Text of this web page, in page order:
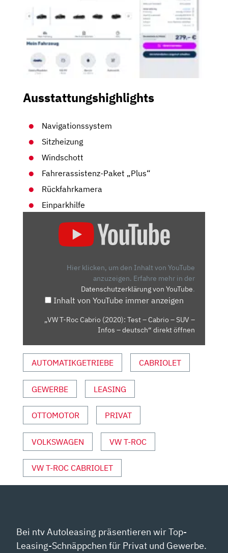
Ausstattungshighlights
Navigationssystem
Sitzheizung
Windschott
Fahrerassistenz-Paket „Plus“
Rückfahrkamera
Einparkhilfe
CABRIO
INFOS
VON
YOUTUBE
ANZEIGEN
Hier klicken, um den Inhalt von YouTube
anzuzeigen. Erfahre mehr in der
Datenschutzerklärung von YouTube.
Inhalt von YouTube immer anzeigen
„VW T-Roc Cabrio (2020): Test – Cabrio – SUV –
Infos – deutsch“ direkt öffnen
AUTOMATIKGETRIEBE CABRIOLET
GEWERBE LEASING
OTTOMOTOR PRIVAT
VOLKSWAGEN VW T-ROC
VW T-ROC CABRIOLET
Bei ntv Autoleasing präsentieren wir Top-
Leasing-Schnäppchen für Privat und Gewerbe.